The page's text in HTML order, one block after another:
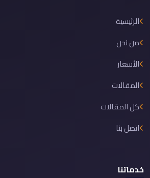
الرئيسية
من نحن
الأسعار
المقالات
كل المقالات
اتصل بنا
خدماتنا